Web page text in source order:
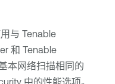
与 Tenable
和 Tenable
本网络扫描相同的
中的性能选项。